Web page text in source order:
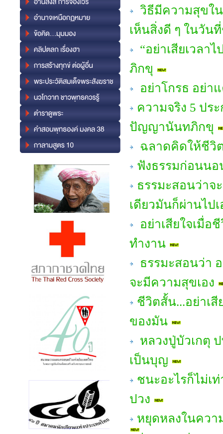
วิธีมีความสุขใ
เห็นสิ่งดี ๆ ในวัน
“อย่าเสียเวล
ภิกขุ
อย่าโกรธ อย่า
ความจริง 5 ปร
ปัญญานันทภิกขุ
ฉลาดคิดให้ชีวิ
ฟังธรรมก่อนนอ
ธรรมะสอนว่าจ
เดียวมันก็ผ่านไปเ
อย่าเสียใจเมื่อ
ทำงาน
ธรรมะสอนว่า
จะมีความสุขเอง
ชีวิตสั้น...อย่าเ
ของมัน
หลวงปู่บัวเกตุ
เป็นบุญ
ชนะอะไรก็ไม่เ
ปวง
หยุดหลงในควา